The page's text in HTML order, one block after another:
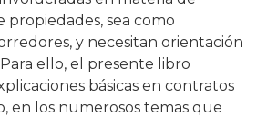
sea como
y necesitan orientación
ello, el presente libro
básicas en contratos
en los numerosos temas que